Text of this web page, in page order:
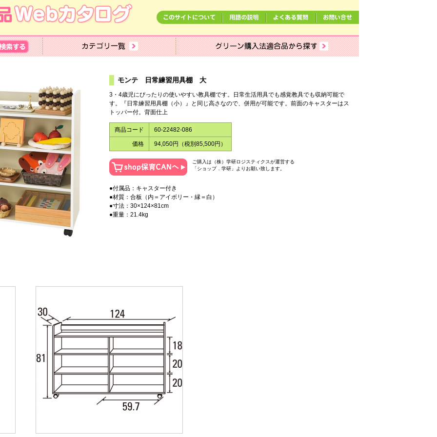
モンテ 日常練習用具棚 大
3・4歳児にぴったりの使いやすい教具棚です。日常生活用具でも感覚教具でも収納可能で
す。『日常練習用具棚（小）』と同じ高さなので、併用が可能です。前面のキャスターはス
トッパー付。背面仕上
商品コード 60-22482-086
価格 94,050円（税別85,500円）
ご購入は（株）学研ロジスティクスが運営する
「ショップ．学研」よりお願い致します。
●付属品：キャスター付き
●材質：合板（内＝アイボリー・縁＝白）
●寸法：30×124×81cm
●重量：21.4kg